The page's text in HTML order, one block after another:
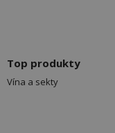
Top produkty
Vína a sekty